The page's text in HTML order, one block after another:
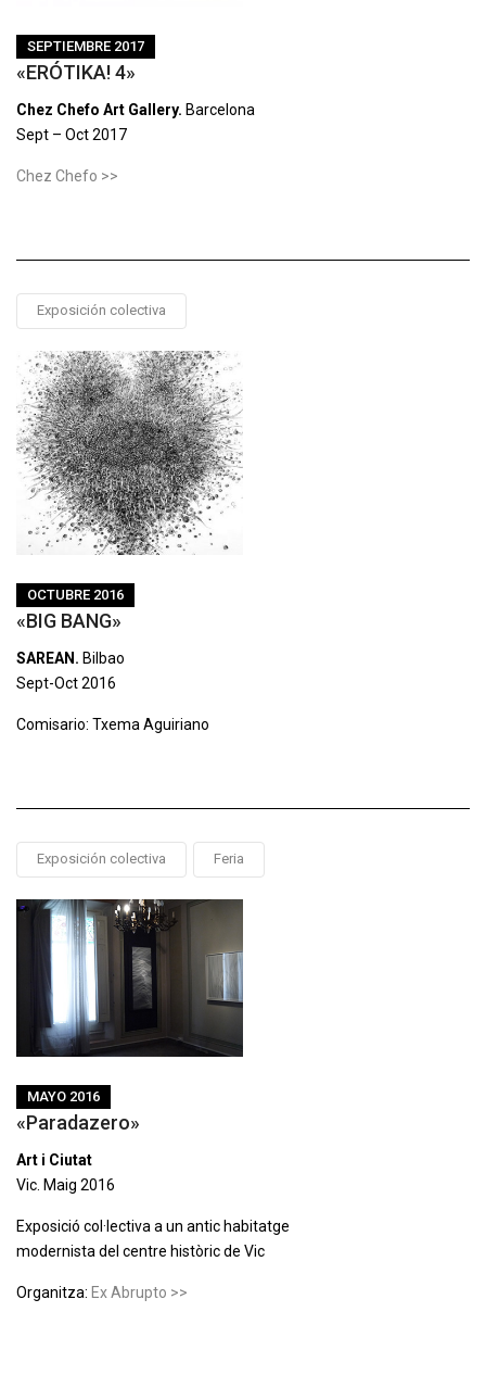
SEPTIEMBRE 2017
«ERÓTIKA! 4»
Chez Chefo Art Gallery. Barcelona
Sept – Oct 2017
Chez Chefo >>
Exposición colectiva
OCTUBRE 2016
«BIG BANG»
SAREAN. Bilbao
Sept-Oct 2016
Comisario: Txema Aguiriano
Exposición colectiva Feria
MAYO 2016
«Paradazero»
Art i Ciutat
Vic. Maig 2016
Exposició col·lectiva a un antic habitatge
modernista del centre històric de Vic
Organitza: Ex Abrupto >>